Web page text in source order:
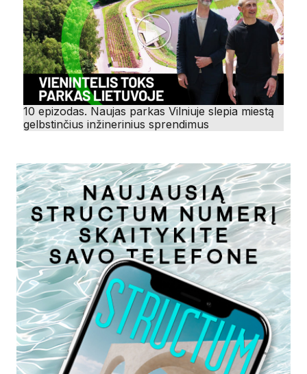
10 epizodas. Naujas parkas Vilniuje slepia miestą
gelbstinčius inžinerinius sprendimus